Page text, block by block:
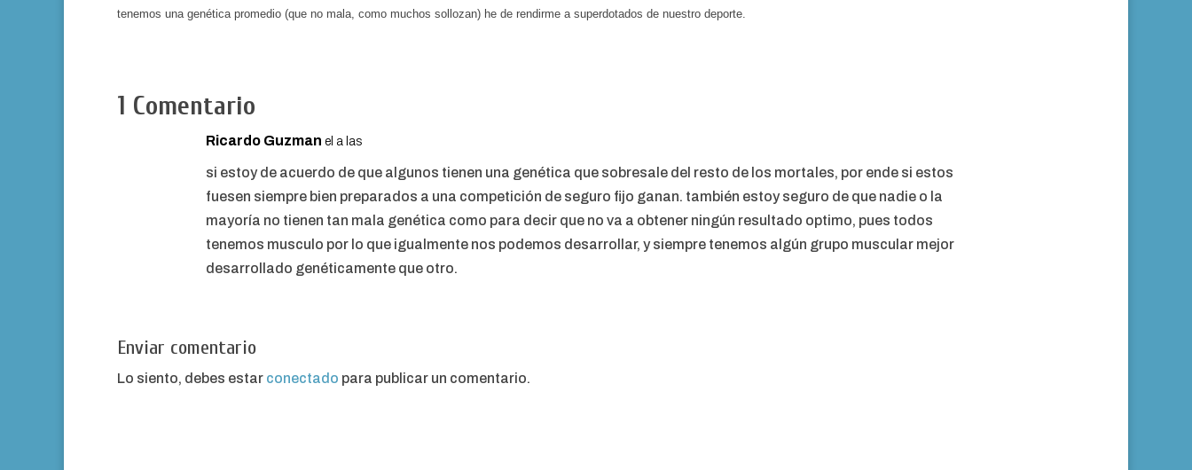
tenemos una genética promedio (que no mala, como muchos sollozan) he de rendirme a superdotados de nuestro deporte.
1 Comentario
Ricardo Guzman el a las
si estoy de acuerdo de que algunos tienen una genética que sobresale del resto de los mortales, por ende si estos
fuesen siempre bien preparados a una competición de seguro fijo ganan. también estoy seguro de que nadie o la
mayoría no tienen tan mala genética como para decir que no va a obtener ningún resultado optimo, pues todos
tenemos musculo por lo que igualmente nos podemos desarrollar, y siempre tenemos algún grupo muscular mejor
desarrollado genéticamente que otro.
Enviar comentario
Lo siento, debes estar conectado para publicar un comentario.